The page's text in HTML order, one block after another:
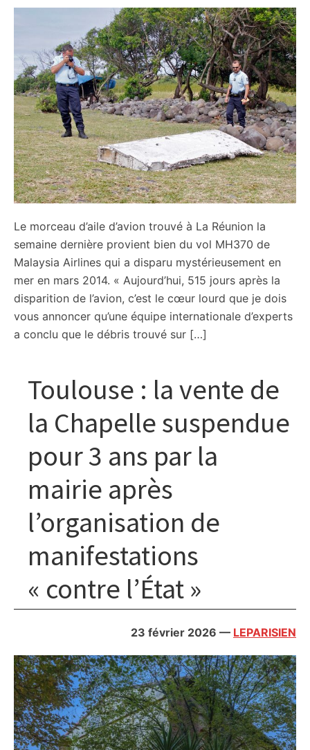
Le morceau d’aile d’avion trouvé à La Réunion la
semaine dernière provient bien du vol MH370 de
Malaysia Airlines qui a disparu mystérieusement en
mer en mars 2014. « Aujourd’hui, 515 jours après la
disparition de l’avion, c’est le cœur lourd que je dois
vous annoncer qu’une équipe internationale d’experts
a conclu que le débris trouvé sur […]
Toulouse : la vente de
la Chapelle suspendue
pour 3 ans par la
mairie après
l’organisation de
manifestations
« contre l’État »
23 février 2026 — LEPARISIEN